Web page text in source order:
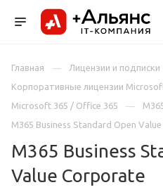
Главная
Лицензии и подписки
Корпоративные лицензии
Microsoft 365 / Office 365
M365 Business Standard Open
M365 Business
Value Corporate